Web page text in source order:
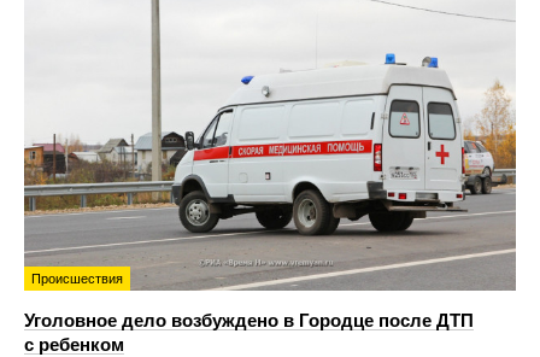
Происшествия
Уголовное дело возбуждено в Городце после ДТП
с ребенком